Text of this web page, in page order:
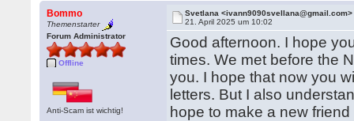
Bommo
Themenstarter
Forum Administrator
Offline
Anti-Scam ist wichtig!
Svetlana <ivann9090svellana@gmail.com>
21. April 2025 um 10:02
Good afternoon. I hope
times. We met before the
you. I hope that now you
letters. But I also
hope to make a new